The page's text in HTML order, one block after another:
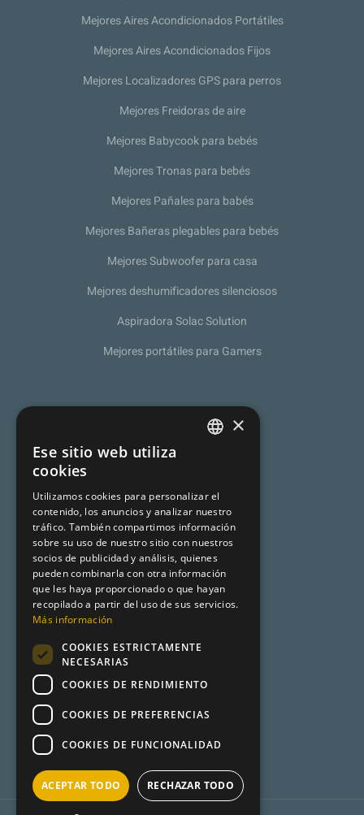
Mejores Aires Acondicionados Portátiles
Mejores Aires Acondicionados Fijos
Mejores Localizadores GPS para perros
Mejores Freidoras de aire
Mejores Babycook para bebés
Mejores Tronas para bebés
Mejores Pañales para babés
Mejores Bañeras plegables para bebés
Mejores Subwoofer para casa
Mejores deshumificadores silenciosos
Aspiradora Solac Solution
Mejores portátiles para Gamers
Sobre nosotros
Política de Privacidad
Aviso legal
Premsa
Mundo Turismo
Product Hunt
ENGLISH
×
Ese sitio web utiliza
cookies
Utilizamos cookies para personalizar el
contenido, los anuncios y analizar nuestro
tráfico. También compartimos información
sobre su uso de nuestro sitio con nuestros
socios de publicidad y análisis, quienes
pueden combinarla con otra información
que les haya proporcionado o que hayan
recopilado a partir del uso de sus servicios.
Más información
COOKIES ESTRICTAMENTE
NECESARIAS
COOKIES DE RENDIMIENTO
COOKIES DE PREFERENCIAS
COOKIES DE FUNCIONALIDAD
ACEPTAR TODO RECHAZAR TODO